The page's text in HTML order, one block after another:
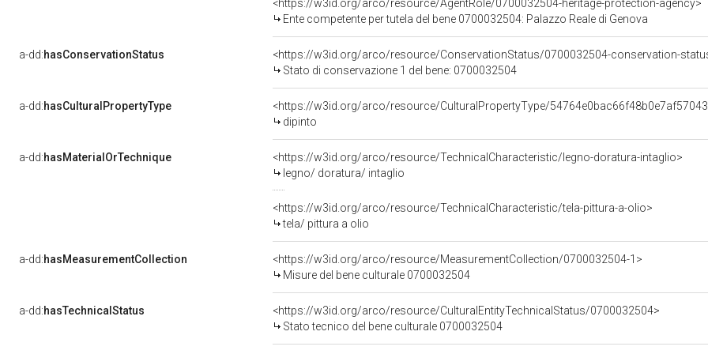
<https://w3id.org/arco/resource/AgentRole/0700032504-heritage-protection-agency>
Ente competente per tutela del bene 0700032504: Palazzo Reale di Genova
a-dd:hasConservationStatus
<https://w3id.org/arco/resource/ConservationStatus/0700032504-conservation-
Stato di conservazione 1 del bene: 0700032504
a-dd:hasCulturalPropertyType
<https://w3id.org/arco/resource/CulturalPropertyType/
dipinto
a-dd:hasMaterialOrTechnique
<https://w3id.org/arco/resource/TechnicalCharacteristic/legno-doratura-intaglio>
legno/ doratura/ intaglio
<https://w3id.org/arco/resource/TechnicalCharacteristic/tela-pittura-a-olio>
tela/ pittura a olio
a-dd:hasMeasurementCollection
<https://w3id.org/arco/resource/MeasurementCollection/0700032504-1>
Misure del bene culturale 0700032504
a-dd:hasTechnicalStatus
<https://w3id.org/arco/resource/CulturalEntityTechnicalStatus/0700032504>
Stato tecnico del bene culturale 0700032504